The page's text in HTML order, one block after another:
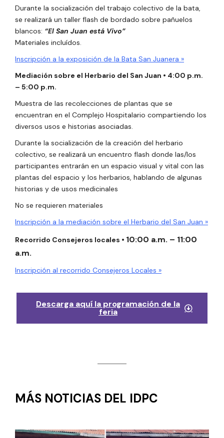
Durante la socialización del trabajo colectivo de la bata,
se realizará un taller flash de bordado sobre pañuelos
blancos: “El San Juan está Vivo”
Materiales incluídos.
Inscripción a la exposición de la Bata San Juanera »
Mediación sobre el Herbario del San Juan • 4:00 p.m.
– 5:00 p.m.
Muestra de las recolecciones de plantas que se
encuentran en el Complejo Hospitalario compartiendo los
diversos usos e historias asociadas.
Durante la socialización de la creación del herbario
colectivo, se realizará un encuentro flash donde las/los
participantes entrarán en un espacio visual y vital con las
plantas del espacio y los herbarios, hablando de algunas
historias y de usos medicinales
No se requieren materiales
Inscripción a la mediación sobre el Herbario del San Juan »
Recorrido Consejeros locales • 10:00 a.m. – 11:00
a.m.
Inscripción al recorrido Consejeros Locales »
Descarga aquí la programación de la
feria
MÁS NOTICIAS DEL IDPC